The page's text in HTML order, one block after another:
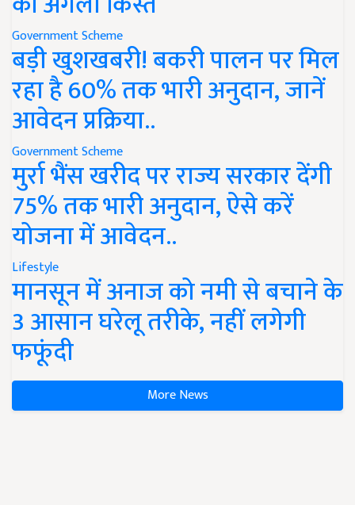
Government Scheme
बड़ी खुशखबरी! बकरी पालन पर मिल
रहा है 60% तक भारी अनुदान, जानें
आवेदन प्रक्रिया..
Government Scheme
मुर्रा भैंस खरीद पर राज्य सरकार देंगी
75% तक भारी अनुदान, ऐसे करें
योजना में आवेदन..
Lifestyle
मानसून में अनाज को नमी से बचाने के
3 आसान घरेलू तरीके, नहीं लगेगी
फफूंदी
More News